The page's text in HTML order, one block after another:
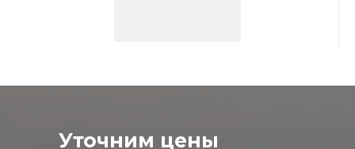
Уточним цены